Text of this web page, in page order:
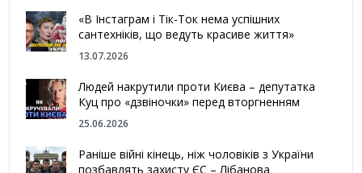
«В Інстаграм і Тік-Ток нема успішних
сантехніків, що ведуть красиве життя»
13.07.2026
Людей накрутили проти Києва – депутатка
Куц про «дзвіночки» перед вторгненням
25.06.2026
Раніше війні кінець, ніж чоловіків з України
позбавлять захисту ЄС – Лібанова